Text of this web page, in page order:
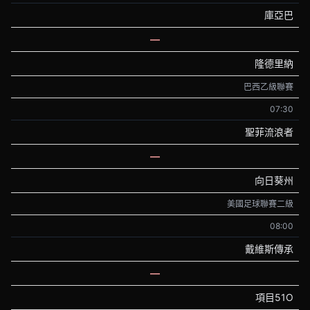
庫亞巴
—
隆德里納
巴西乙級聯賽
07:30
聖菲流浪者
—
向日葵州
美國足球聯賽二級
08:00
戴維斯傳承
—
項目51O